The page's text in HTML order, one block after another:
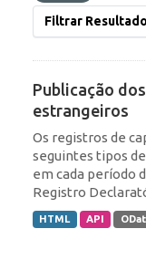
Filtrar
Publicação
estrangeiros
Os registros de
seguintes tipos
em cada período
Registro
HTML API